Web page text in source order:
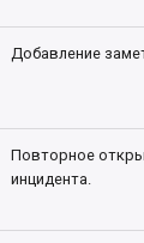
Добавление
Повторное
инцидента.